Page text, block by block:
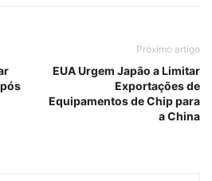
Próximo artigo
EUA Urgem Japão a Limitar
Exportações de
Equipamentos de Chip para
a China